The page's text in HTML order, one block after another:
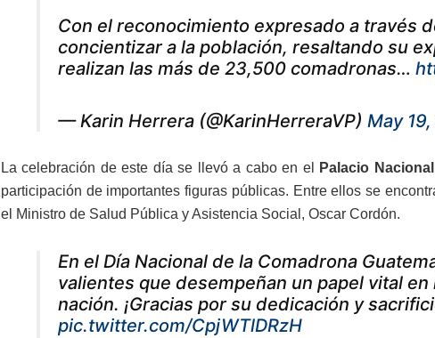
Con el reconocimiento expresado a través
concientizar a la población, resaltando su
realizan las más de 23,500 comadronas…
— Karin Herrera (@KarinHerreraVP) May
La celebración de este día se llevó a cabo en el Palacio
participación de importantes figuras públicas. Entre ellos se
el Ministro de Salud Pública y Asistencia Social, Oscar Cordón.
En el Día Nacional de la Comadrona
valientes que desempeñan un papel vital
nación. ¡Gracias por su dedicación y
pic.twitter.com/CpjWTlDRzH